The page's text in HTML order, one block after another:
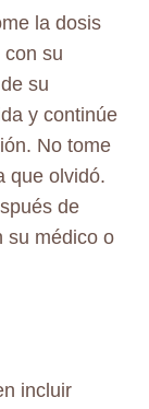
la dosis
su
su
y continúe
No tome
que olvidó.
de
su médico o
incluir